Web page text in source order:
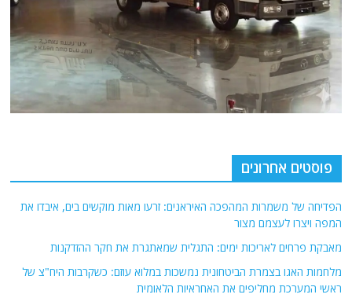
פוסטים אחרונים
הפדיחה של משמרות המהפכה האיראנים: זרעו מאות מוקשים בים, איבדו את
המפה ויצרו לעצמם מצור
מאבקת פרחים לאריכות ימים: התגלית שמאתגרת את חקר ההזדקנות
מלחמות האגו בצמרת הביטחונית נמשכות במלוא עוזם: כשקרבות היח"צ של
ראשי המערכת מחליפים את האחראיות הלאומית